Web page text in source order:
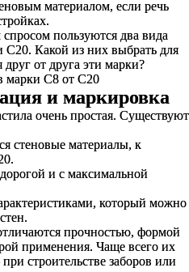
материалом, если речь
пользуются два вида
Какой из них выбрать для
от друга эти марки?
и маркировка
очень простая. Существуют
стеновые материалы, к
и с максимальной
который можно
прочностью, формой
применения. Чаще всего их
строительстве заборов или